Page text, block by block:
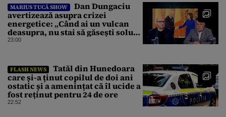
MARIUS TUCĂ SHOW
Dan Dungaciu
avertizează asupra crizei
energetice: „Când ai un vulcan
deasupra, nu stai să găsești soluții
cu leucoplast”
23:00
FLASH NEWS
Tatăl din Hunedoara
care și-a ținut copilul de doi ani
ostatic și a amenințat că îl ucide a
fost reținut pentru 24 de ore
22:52